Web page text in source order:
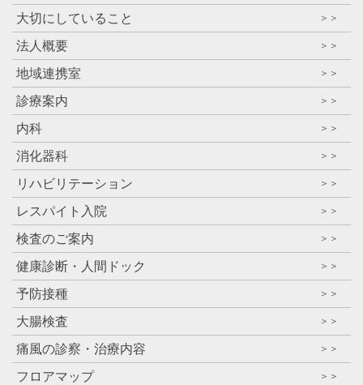
大切にしていること ＞＞
法人概要 ＞＞
地域連携室 ＞＞
診療案内 ＞＞
内科 ＞＞
消化器科 ＞＞
リハビリテーション ＞＞
レスパイト入院 ＞＞
検査のご案内 ＞＞
健康診断・人間ドック ＞＞
予防接種 ＞＞
大腸検査 ＞＞
痛風の診察・治療内容 ＞＞
フロアマップ ＞＞